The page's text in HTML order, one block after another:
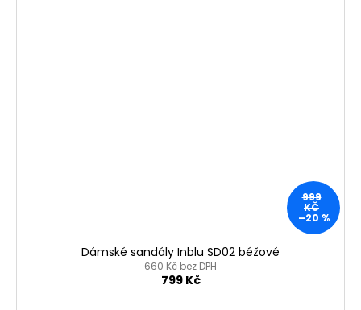
999
KČ
–20 %
Dámské sandály Inblu SD02 béžové
660 Kč bez DPH
799 Kč